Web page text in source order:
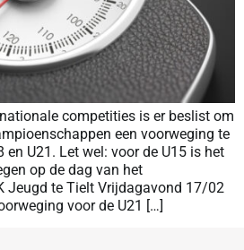
competities is er beslist om
een voorweging te
en U21. Let wel: voor de U15 is het
op de dag van het
Jeugd te Tielt Vrijdagavond 17/02
voor de U21 […]